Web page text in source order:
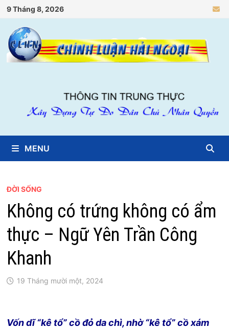
Skip
to
content
9 Tháng 8, 2026
MENU
ĐỜI SỐNG
Không có trứng không có ẩm
thực – Ngữ Yên Trần Công
Khanh
19 Tháng mười một, 2024
Vốn dĩ “kê tổ” cồ đỏ da chì, nhờ “kê tổ” cồ xám